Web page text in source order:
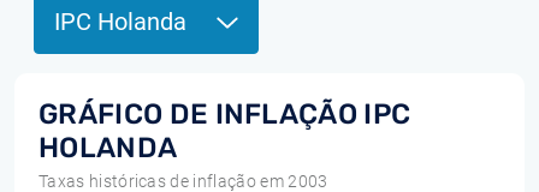
IPC Holanda
GRÁFICO DE INFLAÇÃO IPC
HOLANDA
Taxas históricas de inflação em 2003